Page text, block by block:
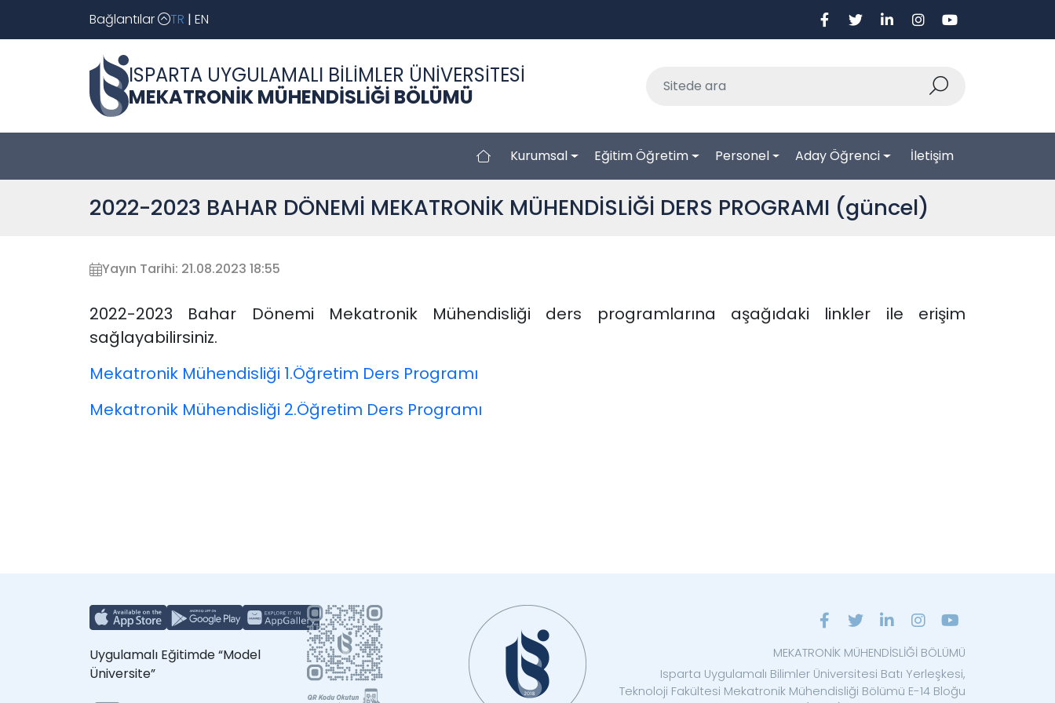
Bağlantılar TR | EN
ISPARTA UYGULAMALI BİLİMLER ÜNİVERSİTESİ
MEKATRONİK MÜHENDİSLİĞİ BÖLÜMÜ
Kurumsal Eğitim Öğretim Personel Aday Öğrenci İletişim
2022-2023 BAHAR DÖNEMİ MEKATRONİK MÜHENDİSLİĞİ DERS PROGRAMI (güncel)
Yayın Tarihi: 21.08.2023 18:55
2022-2023 Bahar Dönemi Mekatronik Mühendisliği ders programlarına aşağıdaki linkler ile erişim
sağlayabilirsiniz.
Mekatronik Mühendisliği 1.Öğretim Ders Programı
Mekatronik Mühendisliği 2.Öğretim Ders Programı
Uygulamalı Eğitimde “Model
Üniversite”
MEKATRONİK MÜHENDİSLİĞİ BÖLÜMÜ
Isparta Uygulamalı Bilimler Üniversitesi Batı Yerleşkesi,
Teknoloji Fakültesi Mekatronik Mühendisliği Bölümü E-14 Bloğu